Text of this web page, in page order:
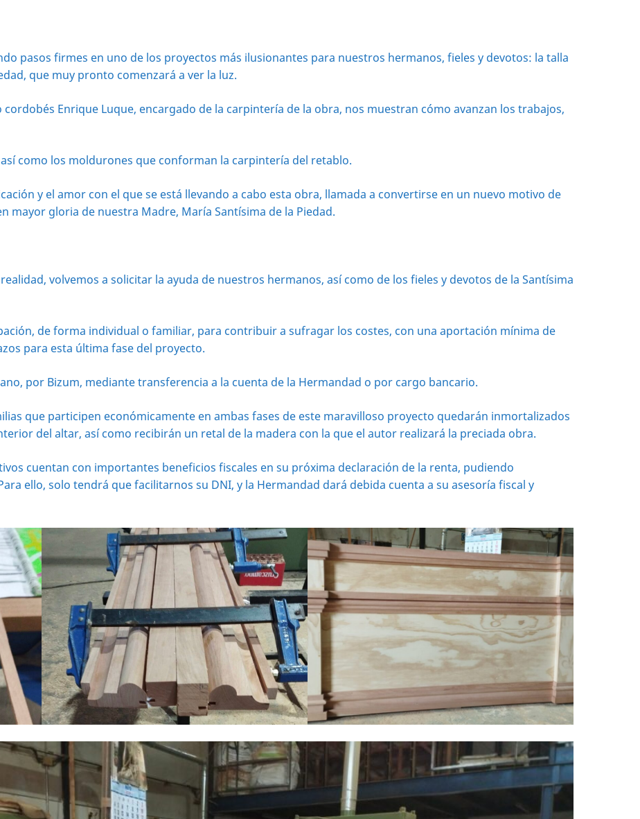
pasos firmes en uno de los proyectos más ilusionantes para nuestros hermanos, fieles y devotos: la talla
que muy pronto comenzará a ver la luz.
Enrique Luque, encargado de la carpintería de la obra, nos muestran cómo avanzan los trabajos,
como los moldurones que conforman la carpintería del retablo.
y el amor con el que se está llevando a cabo esta obra, llamada a convertirse en un nuevo motivo de
mayor gloria de nuestra Madre, María Santísima de la Piedad.
volvemos a solicitar la ayuda de nuestros hermanos, así como de los fieles y devotos de la Santísima
de forma individual o familiar, para contribuir a sufragar los costes, con una aportación mínima de
para esta última fase del proyecto.
por Bizum, mediante transferencia a la cuenta de la Hermandad o por cargo bancario.
que participen económicamente en ambas fases de este maravilloso proyecto quedarán inmortalizados
del altar, así como recibirán un retal de la madera con la que el autor realizará la preciada obra.
cuentan con importantes beneficios fiscales en su próxima declaración de la renta, pudiendo
ello, solo tendrá que facilitarnos su DNI, y la Hermandad dará debida cuenta a su asesoría fiscal y